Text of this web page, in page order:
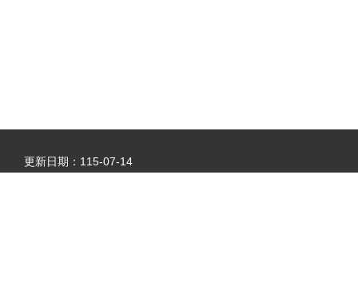
更新日期： 115-07-14